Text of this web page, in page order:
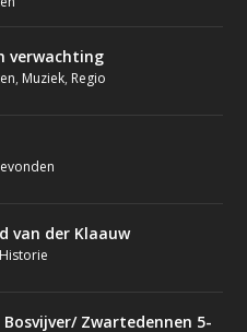
verwachting
, Muziek, Regio
van der Klaauw
Zwartedennen 5-